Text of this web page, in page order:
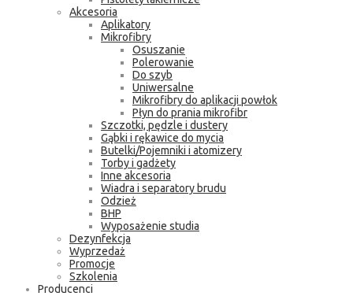
Akcesoria
Aplikatory
Mikrofibry
Osuszanie
Polerowanie
Do szyb
Uniwersalne
Mikrofibry do aplikacji powłok
Płyn do prania mikrofibr
Szczotki, pędzle i dustery
Gąbki i rękawice do mycia
Butelki/Pojemniki i atomizery
Torby i gadżety
Inne akcesoria
Wiadra i separatory brudu
Odzież
BHP
Wyposażenie studia
Dezynfekcja
Wyprzedaż
Promocje
Szkolenia
Producenci